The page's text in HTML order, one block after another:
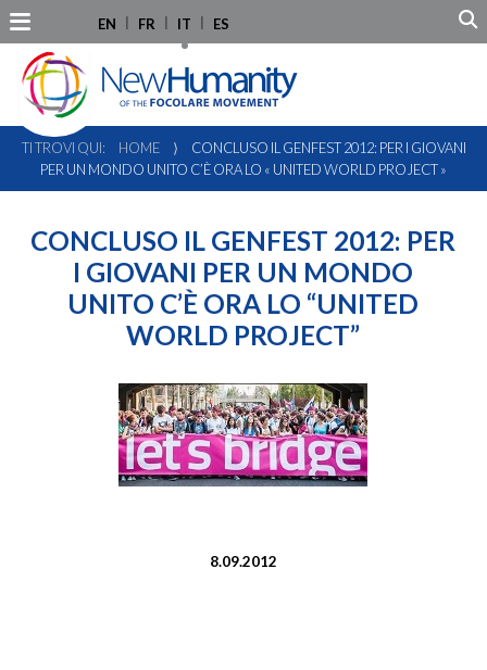
EN FR IT ES
TI TROVI QUI: HOME ⟩
CONCLUSO IL GENFEST 2012: PER I GIOVANI
PER UN MONDO UNITO C’È ORA LO « UNITED WORLD PROJECT »
CONCLUSO IL GENFEST 2012: PER
I GIOVANI PER UN MONDO
UNITO C’È ORA LO “UNITED
WORLD PROJECT”
8.09.2012